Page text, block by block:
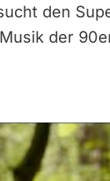
den
der